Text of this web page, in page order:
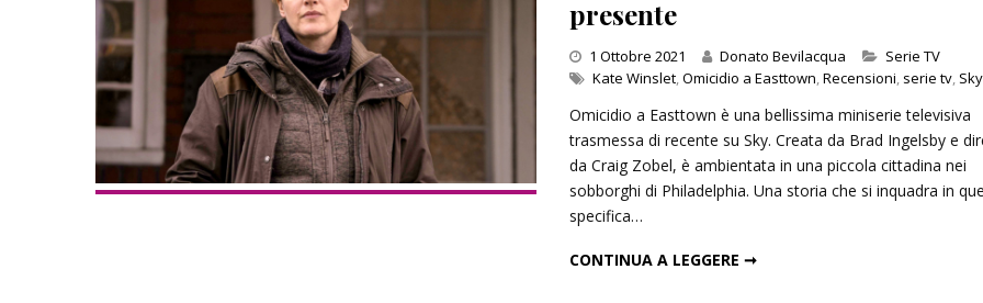
presente
1 Ottobre 2021 Donato Bevilacqua Categories
Serie TV
Kate Winslet,Omicidio a Easttown,Recensioni, serie tv, Sky
Omicidio a Easttown è una bellissima miniserie televisiva
trasmessa di recente su Sky. Creata da Brad Ingelsby e
da Craig Zobel, è ambientata in una piccola cittadina nei
sobborghi di Philadelphia. Una storia che si inquadra in
specifica…
CONTINUA A LEGGERE ➞
Inseguendo un’ombra: cento anni di
Andrea Camilleri
13 Dicembre 2025
Le indegne: romanzo di
Bazterrica
27 Dicembre 2025